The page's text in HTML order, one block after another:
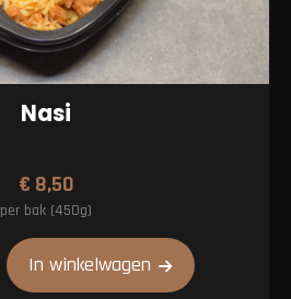
Nasi
€ 8,50
per bak (450g)
In winkelwagen